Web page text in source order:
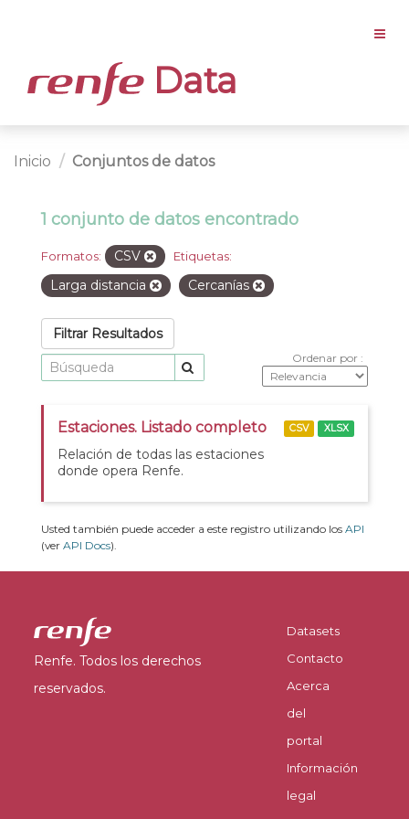
Data
Inicio Conjuntos de datos
1 conjunto de datos encontrado
Formatos: CSV Etiquetas:
Larga distancia Cercanías
Filtrar Resultados
Ordenar por
Estaciones. Listado completo
Relación de todas las estaciones
donde opera Renfe.
CSV XLSX
Usted también puede acceder a este registro utilizando los API
(ver API Docs).
Renfe. Todos los derechos
reservados.
Datasets
Contacto
Acerca
del
portal
Información
legal